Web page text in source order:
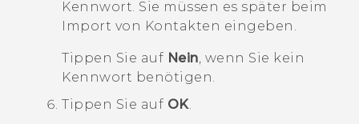
Kennwort. Sie müssen es später beim
Import von Kontakten eingeben.
Tippen Sie auf Nein, wenn Sie kein
Kennwort benötigen.
Tippen Sie auf OK.